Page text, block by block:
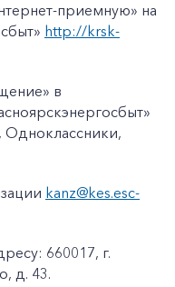
приемную» на
http://krsk-
в
Одноклассники,
kanz@kes.esc-
660017, г.
д. 43.